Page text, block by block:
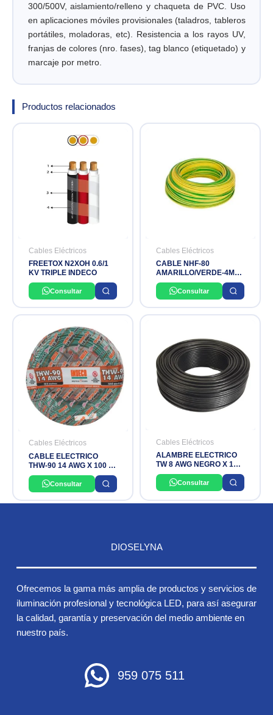
300/500V, aislamiento/relleno y chaqueta de PVC. Uso
en aplicaciones móviles provisionales (taladros, tableros
portátiles, moladoras, etc). Resistencia a los rayos UV,
franjas de colores (nro. fases), tag blanco (etiquetado) y
marcaje por metro.
Productos relacionados
Cables Eléctricos
FREETOX N2XOH 0.6/1
KV TRIPLE INDECO
Consultar
Cables Eléctricos
CABLE NHF-80
AMARILLO/VERDE-4MM-
INDECO
Consultar
Cables Eléctricos
CABLE ELECTRICO
THW-90 14 AWG X 100 M
VERDE INDECO
Consultar
Cables Eléctricos
ALAMBRE ELECTRICO
TW 8 AWG NEGRO X 100
M INDECO
Consultar
DIOSELYNA
Ofrecemos la gama más amplia de productos y servicios de
iluminación profesional y tecnológica LED, para así asegurar
la calidad, garantía y preservación del medio ambiente en
nuestro país.
959 075 511